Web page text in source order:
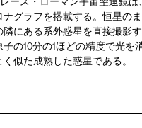
グラフを搭載する。恒星の
にある系外惑星を直接撮影
の10分の1ほどの精度で光を
似た成熟した惑星である。